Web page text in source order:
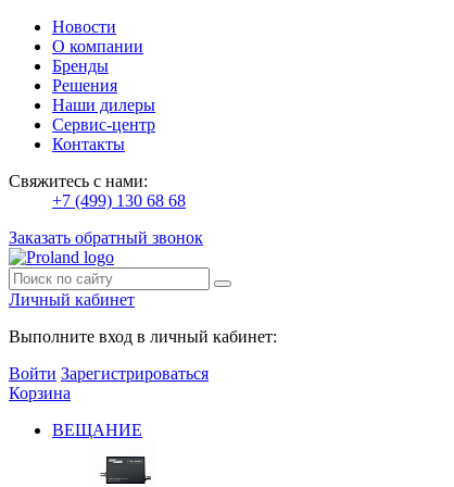
Новости
О компании
Бренды
Решения
Наши дилеры
Сервис-центр
Контакты
Свяжитесь с нами:
+7 (499) 130 68 68
Заказать обратный звонок
Личный кабинет
Выполните вход в личный кабинет:
Войти Зарегистрироваться
Корзина
ВЕЩАНИЕ